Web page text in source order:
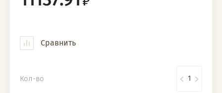
Сравнить
Кол-во